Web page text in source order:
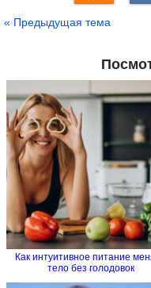
« Предыдущая тема
Как интуитивное питание
тело без голодовок